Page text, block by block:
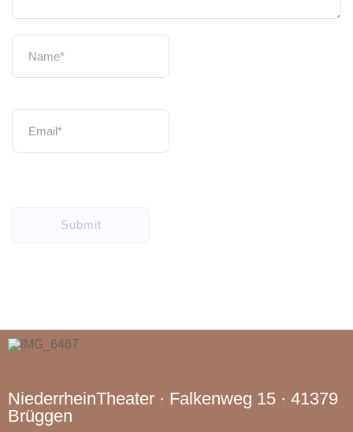
NiederrheinTheater · Falkenweg 15 · 41379
Brüggen